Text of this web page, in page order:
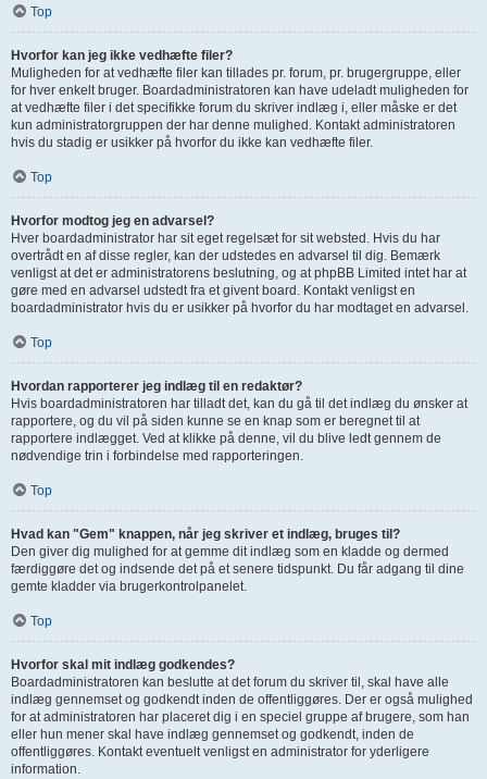
Top
Hvorfor kan jeg ikke vedhæfte filer?
Muligheden for at vedhæfte filer kan tillades pr. forum, pr. brugergruppe, eller
for hver enkelt bruger. Boardadministratoren kan have udeladt muligheden for
at vedhæfte filer i det specifikke forum du skriver indlæg i, eller måske er det
kun administratorgruppen der har denne mulighed. Kontakt administratoren
hvis du stadig er usikker på hvorfor du ikke kan vedhæfte filer.
Top
Hvorfor modtog jeg en advarsel?
Hver boardadministrator har sit eget regelsæt for sit websted. Hvis du har
overtrådt en af disse regler, kan der udstedes en advarsel til dig. Bemærk
venligst at det er administratorens beslutning, og at phpBB Limited intet har at
gøre med en advarsel udstedt fra et givent board. Kontakt venligst en
boardadministrator hvis du er usikker på hvorfor du har modtaget en advarsel.
Top
Hvordan rapporterer jeg indlæg til en redaktør?
Hvis boardadministratoren har tilladt det, kan du gå til det indlæg du ønsker at
rapportere, og du vil på siden kunne se en knap som er beregnet til at
rapportere indlægget. Ved at klikke på denne, vil du blive ledt gennem de
nødvendige trin i forbindelse med rapporteringen.
Top
Hvad kan "Gem" knappen, når jeg skriver et indlæg, bruges til?
Den giver dig mulighed for at gemme dit indlæg som en kladde og dermed
færdiggøre det og indsende det på et senere tidspunkt. Du får adgang til dine
gemte kladder via brugerkontrolpanelet.
Top
Hvorfor skal mit indlæg godkendes?
Boardadministratoren kan beslutte at det forum du skriver til, skal have alle
indlæg gennemset og godkendt inden de offentliggøres. Der er også mulighed
for at administratoren har placeret dig i en speciel gruppe af brugere, som han
eller hun mener skal have indlæg gennemset og godkendt, inden de
offentliggøres. Kontakt eventuelt venligst en administrator for yderligere
information.